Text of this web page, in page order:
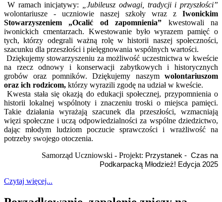
W ramach inicjatywy: „Jubileusz odwagi, tradycji i przyszłości”
wolontariusze - uczniowie naszej szkoły wraz z Iwonickim
Stowarzyszeniem „Ocalić od zapomnienia” kwestowali na
iwonickich cmentarzach. Kwestowanie było wyrazem pamięć o
tych, którzy odegrali ważną rolę w historii naszej społeczności,
szacunku dla przeszłości i pielęgnowania wspólnych wartości.
Dziękujemy stowarzyszeniu za możliwość uczestnictwa w kweście
na rzecz odnowy i konserwacji zabytkowych i historycznych
grobów oraz pomników. Dziękujemy naszym wolontariuszom
oraz ich rodzicom, którzy wyrazili zgodę na udział w kweście.
Kwesta stała się okazją do edukacji społecznej, przypomnienia o
historii lokalnej wspólnoty i znaczeniu troski o miejsca pamięci.
Takie działania wyrażają szacunek dla przeszłości, wzmacniają
więzi społeczne i uczą odpowiedzialności za wspólne dziedzictwo,
dając młodym ludziom poczucie sprawczości i wrażliwość na
potrzeby swojego otoczenia.
Samorząd Uczniowski - Projekt: Przystanek - Czas na
Podkarpacką Młodzież! Edycja 2025
Czytaj więcej...